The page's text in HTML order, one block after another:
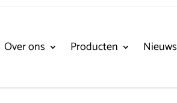
Over ons Producten Nieuws